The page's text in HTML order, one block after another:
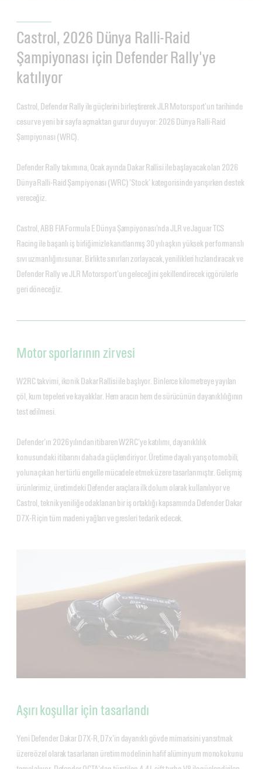
Castrol, 2026 Dünya Ralli-Raid
Şampiyonası için Defender Rally'ye
katılıyor
Castrol, Defender Rally ile güçlerini birleştirerek JLR Motorsport'un tarihinde
cesur ve yeni bir sayfa açmaktan gurur duyuyor: 2026 Dünya Ralli-Raid
Şampiyonası (WRC).
Defender Rally takımına, Ocak ayında Dakar Rallisi ile başlayacak olan 2026
Dünya Ralli-Raid Şampiyonası (WRC) 'Stock' kategorisinde yarışırken destek
vereceğiz.
Castrol, ABB FIA Formula E Dünya Şampiyonası'nda JLR ve Jaguar TCS
Racing ile başarılı iş birliğimizle kanıtlanmış 30 yılı aşkın yüksek performanslı
sıvı uzmanlığını sunar. Birlikte sınırları zorlayacak, yenilikleri hızlandıracak ve
Defender Rally ve JLR Motorsport'un geleceğini şekillendirecek içgörülerle
geri döneceğiz.
Motor sporlarının zirvesi
W2RC takvimi, ikonik Dakar Rallisi ile başlıyor. Binlerce kilometreye yayılan
çöl, kum tepeleri ve kayalıklar. Hem aracın hem de sürücünün dayanıklılığının
test edilmesi.
Defender'ın 2026 yılından itibaren W2RC'ye katılımı, dayanıklılık
konusundaki itibarını daha da güçlendiriyor. Üretime dayalı yarış otomobili,
yoluna çıkan her türlü engelle mücadele etmek üzere tasarlanmıştır. Gelişmiş
ürünlerimiz, üretimdeki Defender araçlara ilk dolum olarak kullanılıyor ve
Castrol, teknik yeniliğe odaklanan bir iş ortaklığı kapsamında Defender Dakar
D7X-R için tüm madeni yağları ve gresleri tedarik edecek.
Aşırı koşullar için tasarlandı
Yeni Defender Dakar D7X-R, D7x'in dayanıklı gövde mimarisini yansıtmak
üzere özel olarak tasarlanan üretim modelinin hafif alüminyum monokokunu